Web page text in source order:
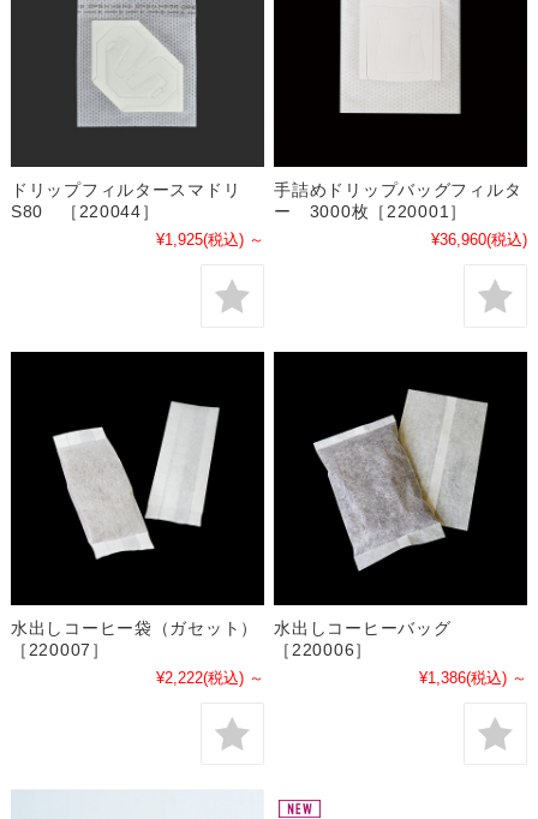
ドリップフィルタースマドリ
S80 ［220044］
¥1,925(税込) ～
手詰めドリップバッグフィルタ
ー 3000枚［220001］
¥36,960(税込)
水出しコーヒー袋（ガセット）
［220007］
¥2,222(税込) ～
水出しコーヒーバッグ
［220006］
¥1,386(税込) ～